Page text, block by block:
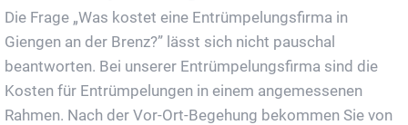
Die Frage „Was kostet eine Entrümpelungsfirma in
Giengen an der Brenz?” lässt sich nicht pauschal
beantworten. Bei unserer Entrümpelungsfirma sind die
Kosten für Entrümpelungen in einem angemessenen
Rahmen. Nach der Vor-Ort-Begehung bekommen Sie von